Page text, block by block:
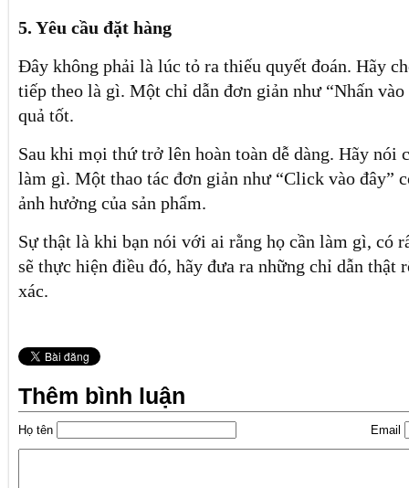
5. Yêu cầu đặt hàng
Đây không phải là lúc tỏ ra thiếu quyết đoán. Hãy
tiếp theo là gì. Một chỉ dẫn đơn giản như “Nhấn
quả tốt.
Sau khi mọi thứ trở lên hoàn toàn dễ dàng. Hãy nói
làm gì. Một thao tác đơn giản như “Click vào đây”
ảnh hưởng của sản phẩm.
Sự thật là khi bạn nói với ai rằng họ cần làm gì, có
sẽ thực hiện điều đó, hãy đưa ra những chỉ dẫn thật
xác.
Thêm bình luận
Họ tên Email